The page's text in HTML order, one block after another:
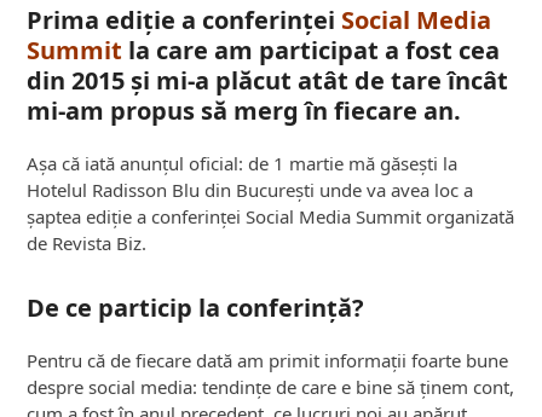
Prima ediție a conferinței Social Media
Summit la care am participat a fost cea
din 2015 și mi-a plăcut atât de tare încât
mi-am propus să merg în fiecare an.
Așa că iată anunțul oficial: de 1 martie mă găsești la
Hotelul Radisson Blu din București unde va avea loc a
șaptea ediție a conferinței Social Media Summit organizată
de Revista Biz.
De ce particip la conferință?
Pentru că de fiecare dată am primit informații foarte bune
despre social media: tendințe de care e bine să ținem cont,